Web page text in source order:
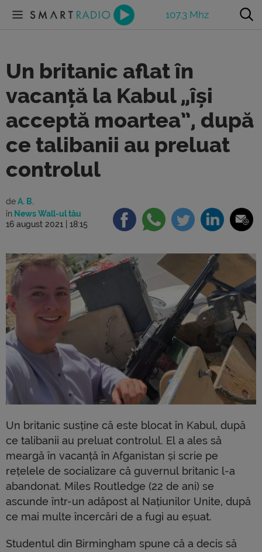
107.3 Mhz
Un britanic aflat în
vacanță la Kabul „își
acceptă moartea”, după
ce talibanii au preluat
controlul
deA. B.
în News Wall-ul tău
16 august 2021 | 18:15
Un britanic susține că este blocat în Kabul, după
ce talibanii au preluat controlul. El a ales să
meargă în vacanță în Afganistan și scrie pe
rețelele de socializare că guvernul britanic l-a
abandonat. Miles Routledge (22 de ani) se
ascunde într-un adăpost al Națiunilor Unite, după
ce mai multe încercări de a fugi au eșuat.
Studentul din Birmingham spune că a decis să